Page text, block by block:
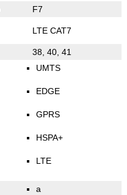
F7
LTE CAT7
38, 40, 41
UMTS
EDGE
GPRS
HSPA+
LTE
a